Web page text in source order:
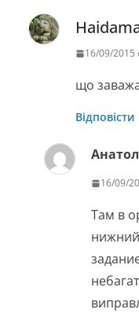
16/09/2015
що
Відповісти
16/09/
Там в
нижний